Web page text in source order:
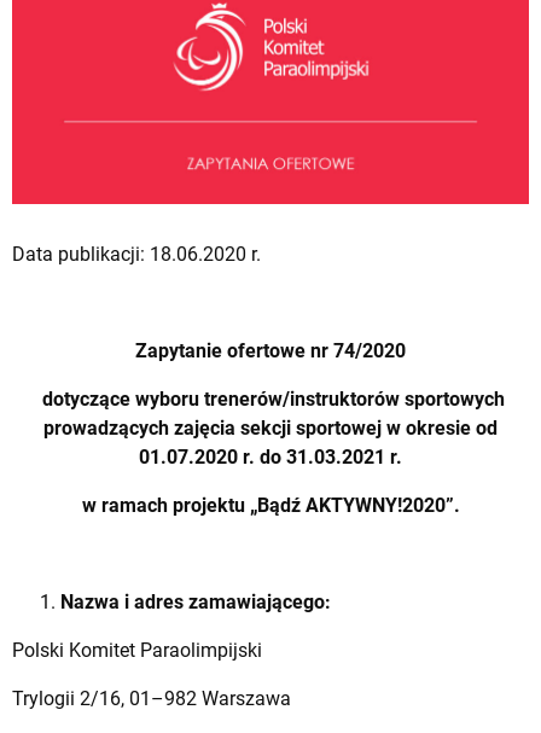
Data publikacji: 18.06.2020 r.
Zapytanie ofertowe nr 74/2020
dotyczące wyboru trenerów/instruktorów sportowych
prowadzących zajęcia sekcji sportowej w okresie od
01.07.2020 r. do 31.03.2021 r.
w ramach projektu „Bądź AKTYWNY!2020”.
Nazwa i adres zamawiającego:
Polski Komitet Paraolimpijski
Trylogii 2/16, 01–982 Warszawa